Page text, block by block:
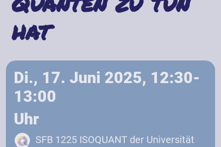
hat
Di., 17. Juni 2025, 12:30-
13:00
Uhr
SFB 1225 ISOQUANT der Universität